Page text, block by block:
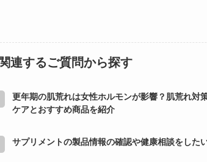
連するご質問から探す
更年期の肌荒れは女性ホルモンが影響？肌荒れ対
ケアとおすすめ商品を紹介
サプリメントの製品情報の確認や健康相談をした